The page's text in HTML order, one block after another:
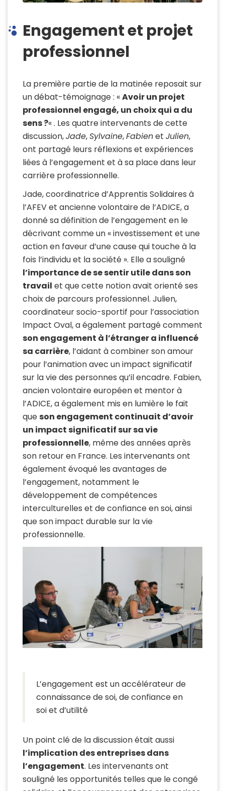
Engagement et projet
professionnel
La première partie de la matinée reposait sur
un débat-témoignage : «Avoir un projet
professionnel engagé, un choix qui a du
sens ?« . Les quatre intervenants de cette
discussion,Jade,Sylvaine,Fabienet Julien,
ont partagé leurs réflexions et expériences
liées à l’engagement et à sa place dans leur
carrière professionnelle.
Jade, coordinatrice d’Apprentis Solidaires à
l’AFEVet ancienne volontaire de l’ADICE, a
donné sa définition de l’engagement en le
décrivant comme un « investissement et une
action en faveur d’une cause qui touche à la
fois l’individu et la société ». Elle a souligné
l’importance de se sentir utile dans son
travail et que cette notion avait orienté ses
choix de parcours professionnel. Julien,
coordinateur socio-sportif pour l’association
Impact Oval, a également partagé comment
son engagement à l’étranger a influencé
sa carrière, l’aidant à combiner son amour
pour l’animation avec un impact significatif
sur la vie des personnes qu’il encadre. Fabien,
ancien volontaire européen et mentor à
l’ADICE, a également mis en lumière le fait
que son engagement continuait d’avoir
un impact significatif sur sa vie
professionnelle, même des années après
son retour en France. Les intervenants ont
également évoqué les avantages de
l’engagement, notamment le
développement de compétences
interculturelles et de confiance en soi, ainsi
que son impact durable sur la vie
professionnelle.
L’engagement est un accélérateur de
connaissance de soi, de confiance en
soi et d’utilité
Un point clé de la discussion était aussi
l’implication des entreprises dans
l’engagement. Les intervenants ont
souligné les opportunités telles que le congé